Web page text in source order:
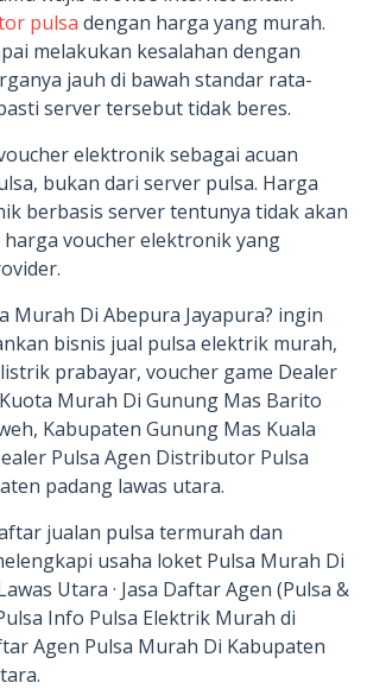
pulsa dengan harga yang murah.
melakukan kesalahan dengan
jauh di bawah standar rata-
server tersebut tidak beres.
elektronik sebagai acuan
bukan dari server pulsa. Harga
berbasis server tentunya tidak akan
voucher elektronik yang
Murah Di Abepura Jayapura? ingin
bisnis jual pulsa elektrik murah,
prabayar, voucher game Dealer
Murah Di Gunung Mas Barito
Kabupaten Gunung Mas Kuala
Pulsa Agen Distributor Pulsa
padang lawas utara.
jualan pulsa termurah dan
usaha loket Pulsa Murah Di
Utara · Jasa Daftar Agen (Pulsa &
Info Pulsa Elektrik Murah di
Agen Pulsa Murah Di Kabupaten